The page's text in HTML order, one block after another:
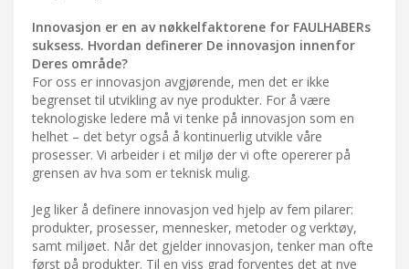
Innovasjon er en av nøkkelfaktorene for FAULHABERs
suksess. Hvordan definerer De innovasjon innenfor
Deres område?
For oss er innovasjon avgjørende, men det er ikke
begrenset til utvikling av nye produkter. For å være
teknologiske ledere må vi tenke på innovasjon som en
helhet – det betyr også å kontinuerlig utvikle våre
prosesser. Vi arbeider i et miljø der vi ofte opererer på
grensen av hva som er teknisk mulig.
Jeg liker å definere innovasjon ved hjelp av fem pilarer:
produkter, prosesser, mennesker, metoder og verktøy,
samt miljøet. Når det gjelder innovasjon, tenker man ofte
først på produkter. Til en viss grad forventes det at nye